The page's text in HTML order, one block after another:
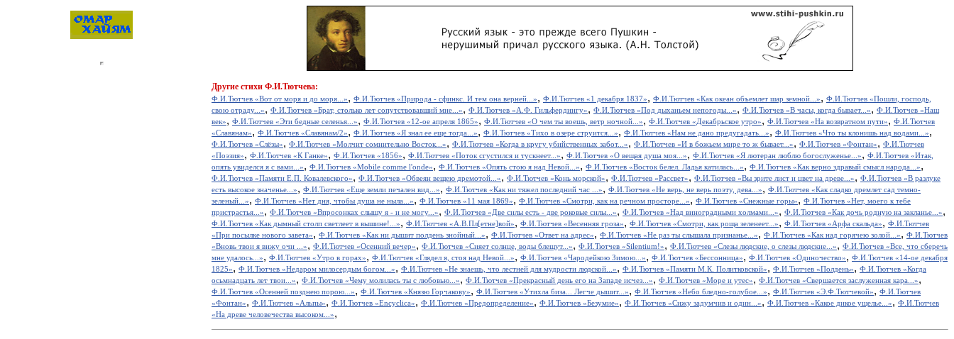
Другие стихи Ф.И.Тютчева:
Ф.И.Тютчев «Вот от моря и до моря...», Ф.И.Тютчев «Природа - сфинкс. И тем она верней...», Ф.И.Тютчев «1 декабря 1837», Ф.И.Тютчев «Как океан объемлет шар земной...», Ф.И.Тютчев «Пошли, господь,
свою отраду...», Ф.И.Тютчев «Брат, столько лет сопутствовавший мне...», Ф.И.Тютчев «А.Ф. Гильфердингу», Ф.И.Тютчев «Под дыханьем непогоды...», Ф.И.Тютчев «В часы, когда бывает...», Ф.И.Тютчев «Наш
век», Ф.И.Тютчев «Эти бедные селенья...», Ф.И.Тютчев «12-ое апреля 1865», Ф.И.Тютчев «О чем ты воешь, ветр ночной...», Ф.И.Тютчев «Декабрьское утро», Ф.И.Тютчев «На возвратном пути», Ф.И.Тютчев
«Славянам», Ф.И.Тютчев «Славянам/2», Ф.И.Тютчев «Я знал ее еще тогда...», Ф.И.Тютчев «Тихо в озере струится...», Ф.И.Тютчев «Нам не дано предугадать...», Ф.И.Тютчев «Что ты клонишь над водами...»,
Ф.И.Тютчев «Слёзы», Ф.И.Тютчев «Молчит сомнительно Восток...», Ф.И.Тютчев «Когда в кругу убийственных забот...», Ф.И.Тютчев «И в божьем мире то ж бывает...», Ф.И.Тютчев «Фонтан», Ф.И.Тютчев
«Поэзия», Ф.И.Тютчев «К Ганке», Ф.И.Тютчев «1856», Ф.И.Тютчев «Поток сгустился и тускнеет...», Ф.И.Тютчев «О вещая душа моя...», Ф.И.Тютчев «Я лютеран люблю богослуженье...», Ф.И.Тютчев «Итак,
опять увиделся я с вами...», Ф.И.Тютчев «Mobile соmmе l'onde», Ф.И.Тютчев «Опять стою я над Невой...», Ф.И.Тютчев «Восток белел. Ладья катилась...», Ф.И.Тютчев «Как верно здравый смысл народа...»,
Ф.И.Тютчев «Памяти Е.П. Ковалевского», Ф.И.Тютчев «Обвеян вещею дремотой...», Ф.И.Тютчев «Конь морской», Ф.И.Тютчев «Рассвет», Ф.И.Тютчев «Вы зрите лист и цвет на древе...», Ф.И.Тютчев «В разлуке
есть высокое значенье...», Ф.И.Тютчев «Еще земли печален вид...», Ф.И.Тютчев «Как ни тяжел последний час ...», Ф.И.Тютчев «Не верь, не верь поэту, дева...», Ф.И.Тютчев «Как сладко дремлет сад темно-
зеленый...», Ф.И.Тютчев «Нет дня, чтобы душа не ныла...», Ф.И.Тютчев «11 мая 1869», Ф.И.Тютчев «Смотри, как на речном просторе...», Ф.И.Тютчев «Снежные горы», Ф.И.Тютчев «Нет, моего к тебе
пристрастья...», Ф.И.Тютчев «Впросонках слышу я - и не могу...», Ф.И.Тютчев «Две силы есть - две роковые силы...», Ф.И.Тютчев «Над виноградными холмами...», Ф.И.Тютчев «Как дочь родную на закланье...»,
Ф.И.Тютчев «Как дымный столп светлеет в вышине!...», Ф.И.Тютчев «А.В.Пл[етне]вой», Ф.И.Тютчев «Весенняя гроза», Ф.И.Тютчев «Смотри, как роща зеленеет...», Ф.И.Тютчев «Арфа скальда», Ф.И.Тютчев
«При посылке нового завета», Ф.И.Тютчев «Как ни дышит полдень знойный...», Ф.И.Тютчев «Ответ на адрес», Ф.И.Тютчев «Не раз ты слышала признанье...», Ф.И.Тютчев «Как над горячею золой...», Ф.И.Тютчев
«Вновь твои я вижу очи ...», Ф.И.Тютчев «Осенний вечер», Ф.И.Тютчев «Сияет солнце, воды блещут...», Ф.И.Тютчев «Silentium!», Ф.И.Тютчев «Слезы людские, о слезы людские...», Ф.И.Тютчев «Все, что сберечь
мне удалось...», Ф.И.Тютчев «Утро в горах», Ф.И.Тютчев «Глядел я, стоя над Невой...», Ф.И.Тютчев «Чародейкою Зимою...», Ф.И.Тютчев «Бессонница», Ф.И.Тютчев «Одиночество», Ф.И.Тютчев «14-ое декабря
1825», Ф.И.Тютчев «Недаром милосердым богом...», Ф.И.Тютчев «Не знаешь, что лестней для мудрости людской...», Ф.И.Тютчев «Памяти М.К. Политковской», Ф.И.Тютчев «Полдень», Ф.И.Тютчев «Когда
осьмнадцать лет твои...», Ф.И.Тютчев «Чему молилась ты с любовью...», Ф.И.Тютчев «Прекрасный день его на Западе исчез...», Ф.И.Тютчев «Море и утес», Ф.И.Тютчев «Свершается заслуженная кара...»,
Ф.И.Тютчев «Осенней позднею порою...», Ф.И.Тютчев «Князю Горчакову», Ф.И.Тютчев «Утихла биза... Легче дышит...», Ф.И.Тютчев «Небо бледно-голубое...», Ф.И.Тютчев «Э.Ф.Тютчевой», Ф.И.Тютчев
«Фонтан», Ф.И.Тютчев «Альпы», Ф.И.Тютчев «Encyclica», Ф.И.Тютчев «Предопределение», Ф.И.Тютчев «Безумие», Ф.И.Тютчев «Сижу задумчив и один...», Ф.И.Тютчев «Какое дикое ущелье...», Ф.И.Тютчев
«На древе человечества высоком...»,